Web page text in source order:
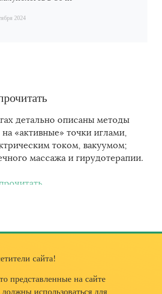
2024
детально описаны методы
на «активные» точки иглами,
током, вакуумом;
массажа и гирудотерапии.
сайта!
представленные на сайте
использоваться для